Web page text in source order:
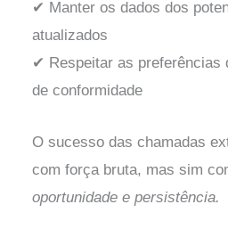
✔ Manter os dados dos
atualizados
✔ Respeitar as preferências
de conformidade
O sucesso das chamadas
com força bruta, mas sim
oportunidade e persistência.